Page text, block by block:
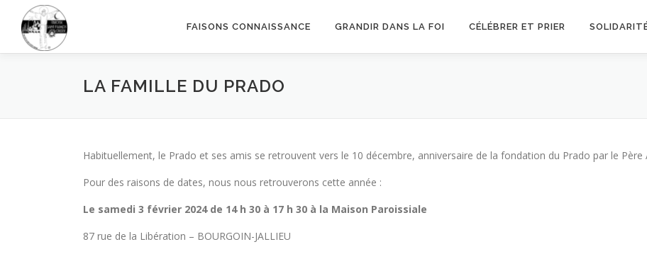
contenu
FAISONS CONNAISSANCE GRANDIR DANS LA FOI CÉLÉBRER ET PRIER
LA FAMILLE DU PRADO
Habituellement, le Prado et ses amis se retrouvent vers le 10 décembre, anniversaire de la fondation du Prado par le Père
Pour des raisons de dates, nous nous retrouverons cette année :
Le samedi 3 février 2024 de 14 h 30 à 17 h 30 à la Maison Paroissiale
87 rue de la Libération – BOURGOIN-JALLIEU